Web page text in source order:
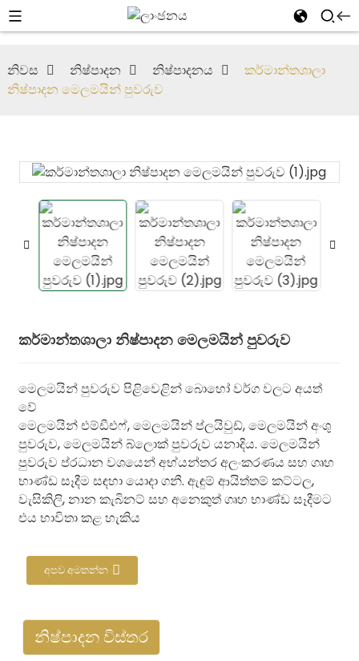
නිවස නිෂ්පාදන නිෂ්පාදනය
කර්මාන්තශාලා
නිෂ්පාදන මෙලමයින් පුවරුව
කර්මාන්තශාලා නිෂ්පාදන මෙලමයින් පුවරුව
මෙලමයින් පුවරුව පිළිවෙළින් බොහෝ වර්ග වලට අයත්
වේ
මෙලමයින් එම්ඩීඑෆ්, මෙලමයින් ප්ලයිවුඩ්, මෙලමයින් අංශු
පුවරුව, මෙලමයින් බ්ලොක් පුවරුව යනාදිය. මෙලමයින්
පුවරුව ප්රධාන වශයෙන් අභ්යන්තර අලංකරණය සහ ගෘහ
භාණ්ඩ සෑදීම සඳහා යොදා ගනී. ඇඳුම් ආයිත්තම් කට්ටල,
වැසිකිලි, නාන කැබිනට් සහ අනෙකුත් ගෘහ භාණ්ඩ සෑදීමට
එය භාවිතා කළ හැකිය
අපව අමතන්න
නිෂ්පාදන විස්තර